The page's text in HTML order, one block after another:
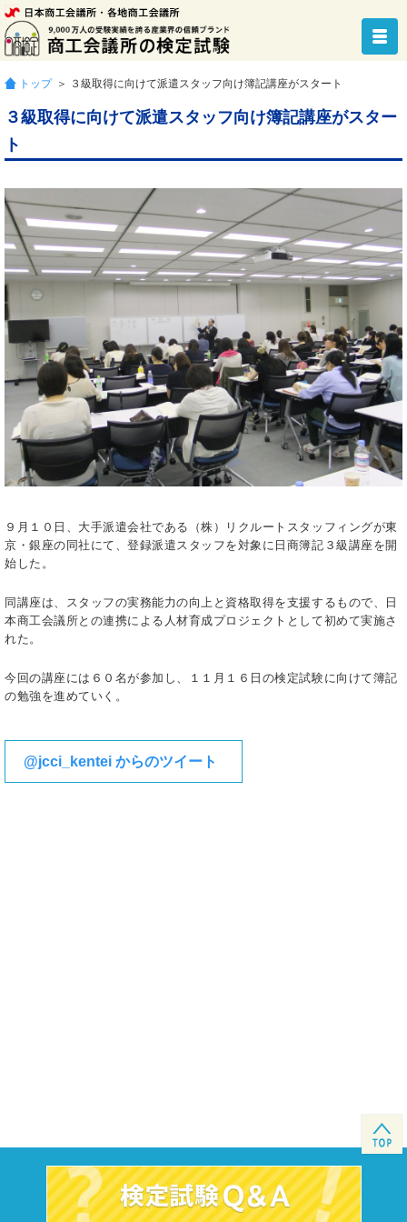
トップ ＞ ３級取得に向けて派遣スタッフ向け簿記講座がスタート
３級取得に向けて派遣スタッフ向け簿記講座がスター
ト
９月１０日、大手派遣会社である（株）リクルートスタッフィングが東
京・銀座の同社にて、登録派遣スタッフを対象に日商簿記３級講座を開
始した。
同講座は、スタッフの実務能力の向上と資格取得を支援するもので、日
本商工会議所との連携による人材育成プロジェクトとして初めて実施さ
れた。
今回の講座には６０名が参加し、１１月１６日の検定試験に向けて簿記
の勉強を進めていく。
@jcci_kentei からのツイート